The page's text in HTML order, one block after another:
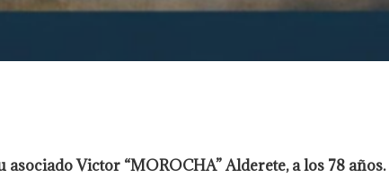
Victor “MOROCHA” Alderete, a los 78 años.